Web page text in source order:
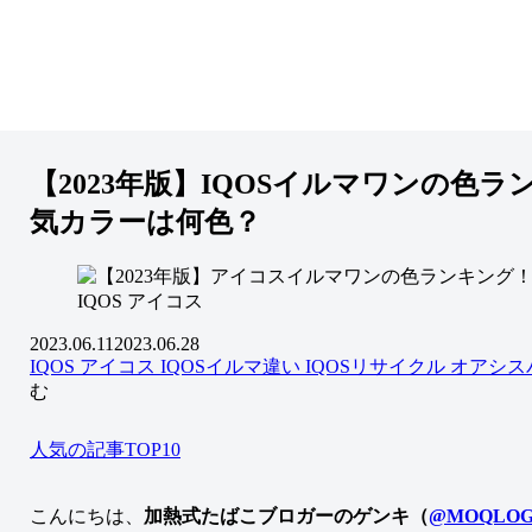
【2023年版】IQOSイルマワンの色ラ
気カラーは何色？
IQOS アイコス
2023.06.11 2023.06.28
IQOS アイコス IQOSイルマ違い IQOSリサイクル オアシス
む
人気の記事TOP10
こんにちは、 加熱式たばこブロガーのゲンキ（